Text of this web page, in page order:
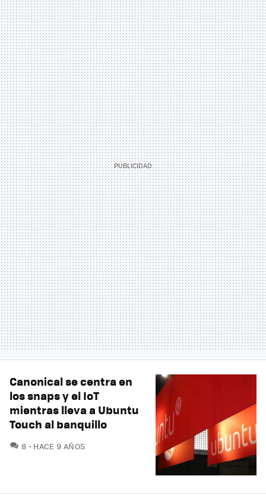
Canonical se centra en
los snaps y el IoT
mientras lleva a Ubuntu
Touch al banquillo
8 COMENTARIOS
HACE 9 AÑOS